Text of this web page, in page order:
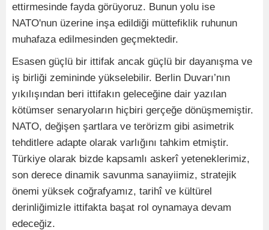
ettirmesinde fayda görüyoruz. Bunun yolu ise
NATO'nun üzerine inşa edildiği müttefiklik ruhunun
muhafaza edilmesinden geçmektedir.
Esasen güçlü bir ittifak ancak güçlü bir dayanışma ve
iş birliği zemininde yükselebilir. Berlin Duvarı’nın
yıkılışından beri ittifakın geleceğine dair yazılan
kötümser senaryoların hiçbiri gerçeğe dönüşmemiştir.
NATO, değişen şartlara ve terörizm gibi asimetrik
tehditlere adapte olarak varlığını tahkim etmiştir.
Türkiye olarak bizde kapsamlı askerî yeteneklerimiz,
son derece dinamik savunma sanayiimiz, stratejik
önemi yüksek coğrafyamız, tarihî ve kültürel
derinliğimizle ittifakta başat rol oynamaya devam
edeceğiz.